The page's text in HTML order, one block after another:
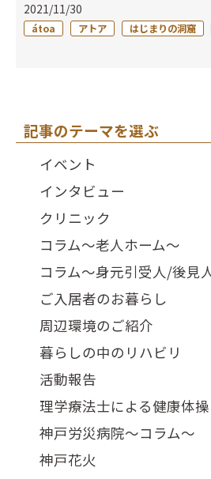
2021/11/30
átoa アトア はじまりの洞窟
記事のテーマを選ぶ
イベント
インタビュー
クリニック
コラム～老人ホーム～
コラム～身元引受人/後見
ご入居者のお暮らし
周辺環境のご紹介
暮らしの中のリハビリ
活動報告
理学療法士による健康体操
神戸労災病院～コラム～
神戸花火